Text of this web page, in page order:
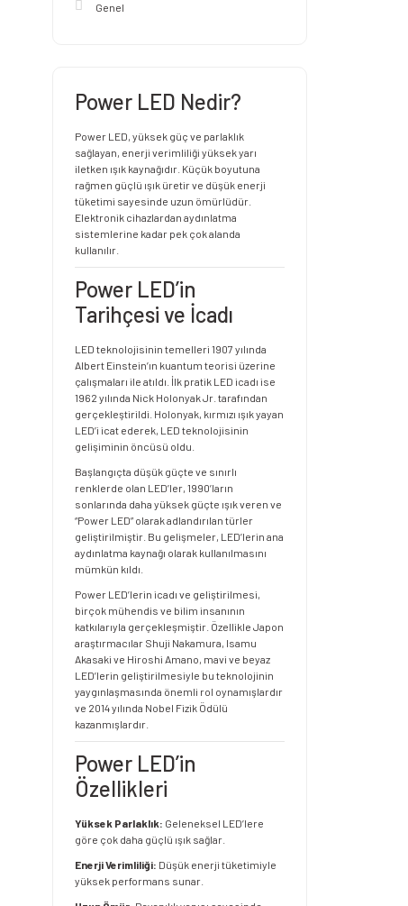
Genel
Power LED Nedir?
Power LED, yüksek güç ve parlaklık
sağlayan, enerji verimliliği yüksek yarı
iletken ışık kaynağıdır. Küçük boyutuna
rağmen güçlü ışık üretir ve düşük enerji
tüketimi sayesinde uzun ömürlüdür.
Elektronik cihazlardan aydınlatma
sistemlerine kadar pek çok alanda
kullanılır.
Power LED’in
Tarihçesi ve İcadı
LED teknolojisinin temelleri 1907 yılında
Albert Einstein’ın kuantum teorisi üzerine
çalışmaları ile atıldı. İlk pratik LED icadı ise
1962 yılında Nick Holonyak Jr. tarafından
gerçekleştirildi. Holonyak, kırmızı ışık yayan
LED’i icat ederek, LED teknolojisinin
gelişiminin öncüsü oldu.
Başlangıçta düşük güçte ve sınırlı
renklerde olan LED’ler, 1990’ların
sonlarında daha yüksek güçte ışık veren ve
“Power LED” olarak adlandırılan türler
geliştirilmiştir. Bu gelişmeler, LED’lerin ana
aydınlatma kaynağı olarak kullanılmasını
mümkün kıldı.
Power LED’lerin icadı ve geliştirilmesi,
birçok mühendis ve bilim insanının
katkılarıyla gerçekleşmiştir. Özellikle Japon
araştırmacılar Shuji Nakamura, Isamu
Akasaki ve Hiroshi Amano, mavi ve beyaz
LED’lerin geliştirilmesiyle bu teknolojinin
yaygınlaşmasında önemli rol oynamışlardır
ve 2014 yılında Nobel Fizik Ödülü
kazanmışlardır.
Power LED’in
Özellikleri
Yüksek Parlaklık: Geleneksel LED’lere
göre çok daha güçlü ışık sağlar.
Enerji Verimliliği: Düşük enerji tüketimiyle
yüksek performans sunar.